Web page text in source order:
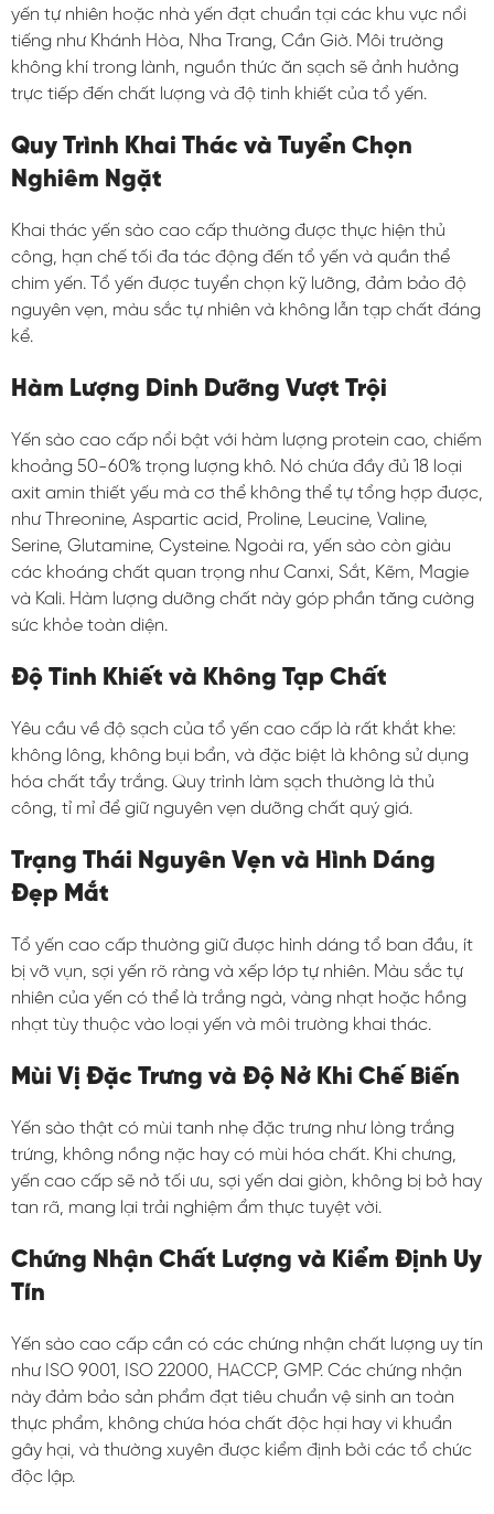
yến tự nhiên hoặc nhà yến đạt chuẩn tại các khu vực nổi
tiếng như Khánh Hòa, Nha Trang, Cần Giờ. Môi trường
không khí trong lành, nguồn thức ăn sạch sẽ ảnh hưởng
trực tiếp đến chất lượng và độ tinh khiết của tổ yến.
Quy Trình Khai Thác và Tuyển Chọn
Nghiêm Ngặt
Khai thác yến sào cao cấp thường được thực hiện thủ
công, hạn chế tối đa tác động đến tổ yến và quần thể
chim yến. Tổ yến được tuyển chọn kỹ lưỡng, đảm bảo độ
nguyên vẹn, màu sắc tự nhiên và không lẫn tạp chất đáng
kể.
Hàm Lượng Dinh Dưỡng Vượt Trội
Yến sào cao cấp nổi bật với hàm lượng protein cao, chiếm
khoảng 50-60% trọng lượng khô. Nó chứa đầy đủ 18 loại
axit amin thiết yếu mà cơ thể không thể tự tổng hợp được,
như Threonine, Aspartic acid, Proline, Leucine, Valine,
Serine, Glutamine, Cysteine. Ngoài ra, yến sào còn giàu
các khoáng chất quan trọng như Canxi, Sắt, Kẽm, Magie
và Kali. Hàm lượng dưỡng chất này góp phần tăng cường
sức khỏe toàn diện.
Độ Tinh Khiết và Không Tạp Chất
Yêu cầu về độ sạch của tổ yến cao cấp là rất khắt khe:
không lông, không bụi bẩn, và đặc biệt là không sử dụng
hóa chất tẩy trắng. Quy trình làm sạch thường là thủ
công, tỉ mỉ để giữ nguyên vẹn dưỡng chất quý giá.
Trạng Thái Nguyên Vẹn và Hình Dáng
Đẹp Mắt
Tổ yến cao cấp thường giữ được hình dáng tổ ban đầu, ít
bị vỡ vụn, sợi yến rõ ràng và xếp lớp tự nhiên. Màu sắc tự
nhiên của yến có thể là trắng ngà, vàng nhạt hoặc hồng
nhạt tùy thuộc vào loại yến và môi trường khai thác.
Mùi Vị Đặc Trưng và Độ Nở Khi Chế Biến
Yến sào thật có mùi tanh nhẹ đặc trưng như lòng trắng
trứng, không nồng nặc hay có mùi hóa chất. Khi chưng,
yến cao cấp sẽ nở tối ưu, sợi yến dai giòn, không bị bở hay
tan rã, mang lại trải nghiệm ẩm thực tuyệt vời.
Chứng Nhận Chất Lượng và Kiểm Định Uy
Tín
Yến sào cao cấp cần có các chứng nhận chất lượng uy tín
như ISO 9001, ISO 22000, HACCP, GMP. Các chứng nhận
này đảm bảo sản phẩm đạt tiêu chuẩn vệ sinh an toàn
thực phẩm, không chứa hóa chất độc hại hay vi khuẩn
gây hại, và thường xuyên được kiểm định bởi các tổ chức
độc lập.